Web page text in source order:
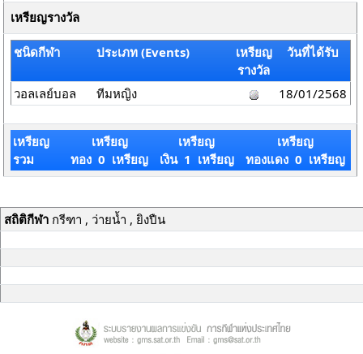
เหรียญรางวัล
ชนิดกีฬา ประเภท (Events)
เหรียญ
รางวัล
วันที่ได้รับ
วอลเลย์บอล ทีมหญิง 18/01/2568
เหรียญ
รวม
เหรียญ
ทอง 0 เหรียญ
เหรียญ
เงิน 1 เหรียญ
เหรียญ
ทองแดง 0 เหรียญ
สถิติกีฬากรีฑา , ว่ายน้ำ , ยิงปืน